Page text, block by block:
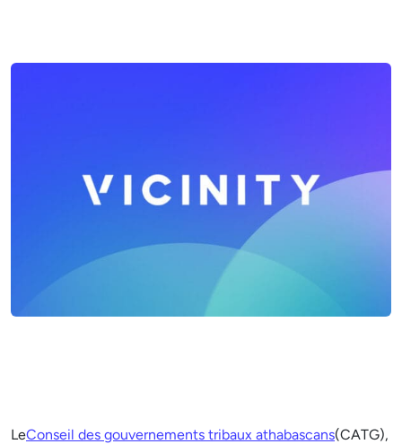
LeConseil des gouvernements tribaux athabascans(CATG),